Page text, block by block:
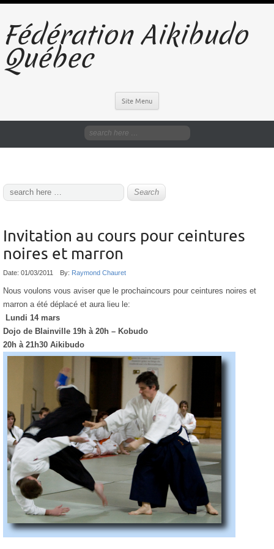
Fédération Aikibudo
Québec
Site Menu
Invitation au cours pour ceintures
noires et marron
Date: 01/03/2011 By: Raymond Chauret
Nous voulons vous aviser que le prochaincours pour ceintures noires et
marron a été déplacé et aura lieu le:
Lundi 14 mars
Dojo de Blainville 19h à 20h – Kobudo
20h à 21h30 Aikibudo